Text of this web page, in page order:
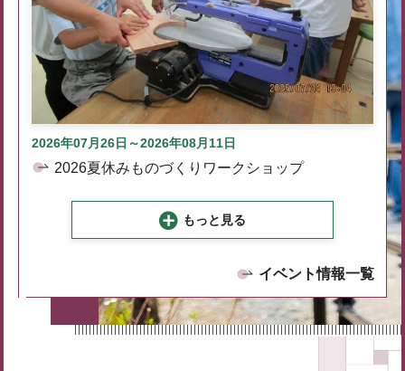
2026年07月26日～2026年08月11日
2026夏休みものづくりワークショップ
もっと見る
イベント情報一覧